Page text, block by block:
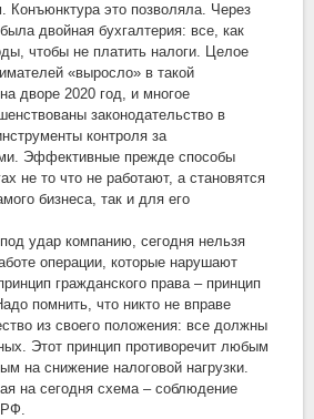
Конъюнктура это позволяла. Через
двойная бухгалтерия: все, как
чтобы не платить налоги. Целое
«выросло» в такой
дворе 2020 год, и многое
законодательство в
контроля за
Эффективные прежде способы
не то что не работают, а становятся
бизнеса, так и для его
удар компанию, сегодня нельзя
операции, которые нарушают
гражданского права – принцип
помнить, что никто не вправе
из своего положения: все должны
Этот принцип противоречит любым
на снижение налоговой нагрузки.
на сегодня схема – соблюдение
РФ.